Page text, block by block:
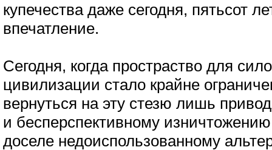
купечества даже сегодня, пятьсот
впечатление.
Сегодня, когда простраство для
цивилизации стало крайне
вернуться на эту стезю лишь
и бесперспективному
доселе недоиспользованному